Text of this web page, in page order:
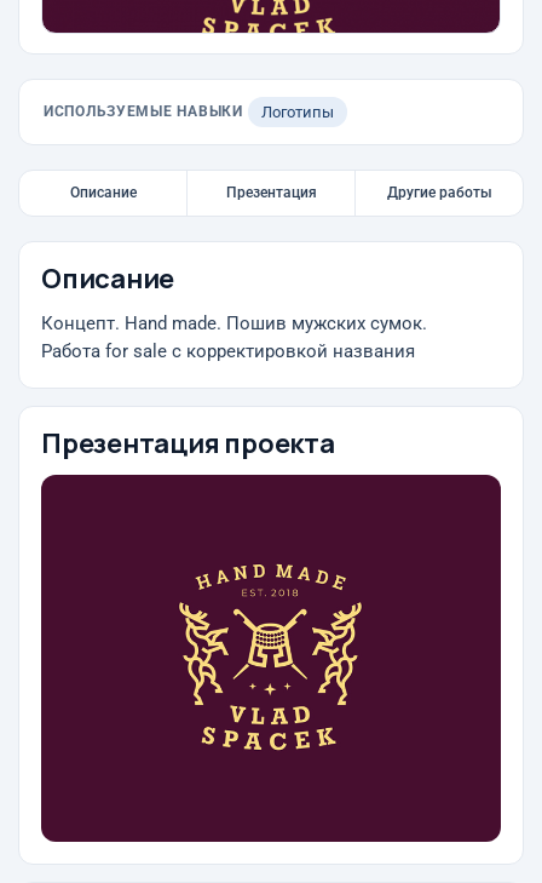
ИСПОЛЬЗУЕМЫЕ НАВЫКИ Логотипы
Описание Презентация Другие работы
Описание
Концепт. Hand made. Пошив мужских сумок.
Работа for sale с корректировкой названия
Презентация проекта